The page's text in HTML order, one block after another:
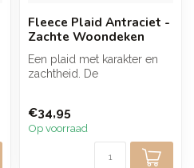
Fleece Plaid Antraciet -
Zachte Woondeken
Een plaid met karakter en
zachtheid. De
€34,95
Op voorraad